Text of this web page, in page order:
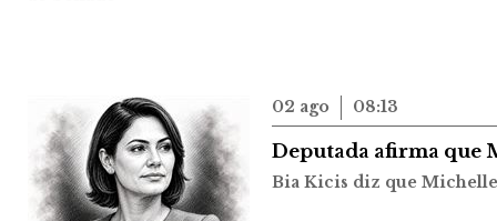
02 ago 08:13
Deputada afirma que
Bia Kicis diz que